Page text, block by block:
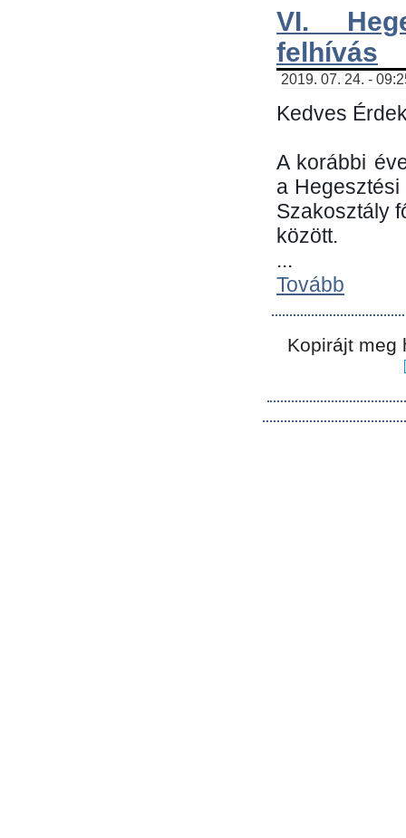
VI.
felhívás
2019. 07. 24. -
Kedves
A korábbi
a
Szakosztály
között.
...
Tovább
Kopirájt meg